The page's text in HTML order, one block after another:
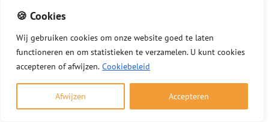
🍪 Cookies
Wij gebruiken cookies om onze website goed te laten
functioneren en om statistieken te verzamelen. U kunt cookies
accepteren of afwijzen. Cookiebeleid
Afwijzen Accepteren